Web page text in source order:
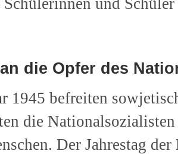
Schülerinnen und
die Opfer des
1945 befreiten
die
Der Jahrestag